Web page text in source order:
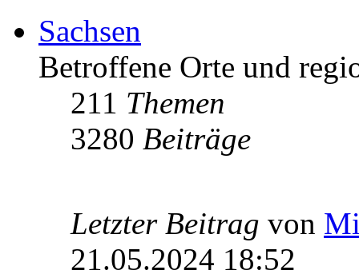
Sachsen
Betroffene Orte und
211 Themen
3280 Beiträge
Letzter Beitrag von
21.05.2024 18:52